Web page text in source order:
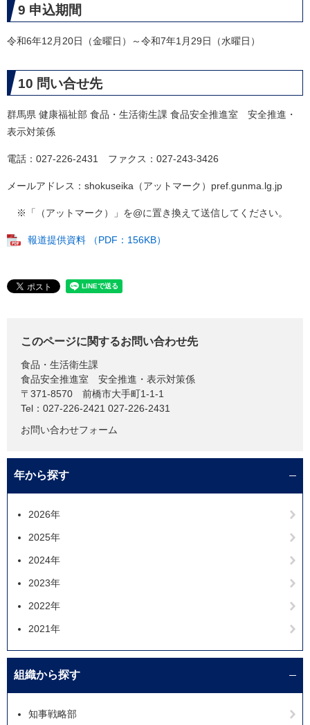
9 申込期間
令和6年12月20日（金曜日）～令和7年1月29日（水曜日）
10 問い合せ先
群馬県 健康福祉部 食品・生活衛生課 食品安全推進室 安全推進・
表示対策係
電話：027-226-2431 ファクス：027-243-3426
メールアドレス：shokuseika（アットマーク）pref.gunma.lg.jp
​※「（アットマーク）」を@に置き換えて送信してください。
報道提供資料 （PDF：156KB）
このページに関するお問い合わせ先
食品・生活衛生課
食品安全推進室 安全推進・表示対策係
〒371-8570
前橋市大手町1-1-1
Tel：027-226-2421 027-226-2431
お問い合わせフォーム
年から探す
2026年
2025年
2024年
2023年
2022年
2021年
組織から探す
知事戦略部